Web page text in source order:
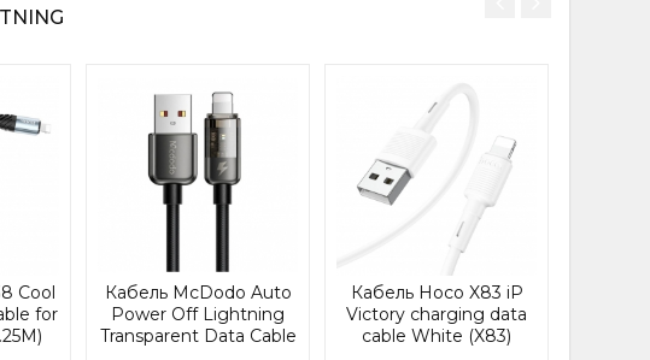
Apple.
Cool
for
Кабель McDodo Auto
Power Off Lightning
Transparent Data Cable
Кабель Hoco X83 iP
Victory charging data
cable White (X83)